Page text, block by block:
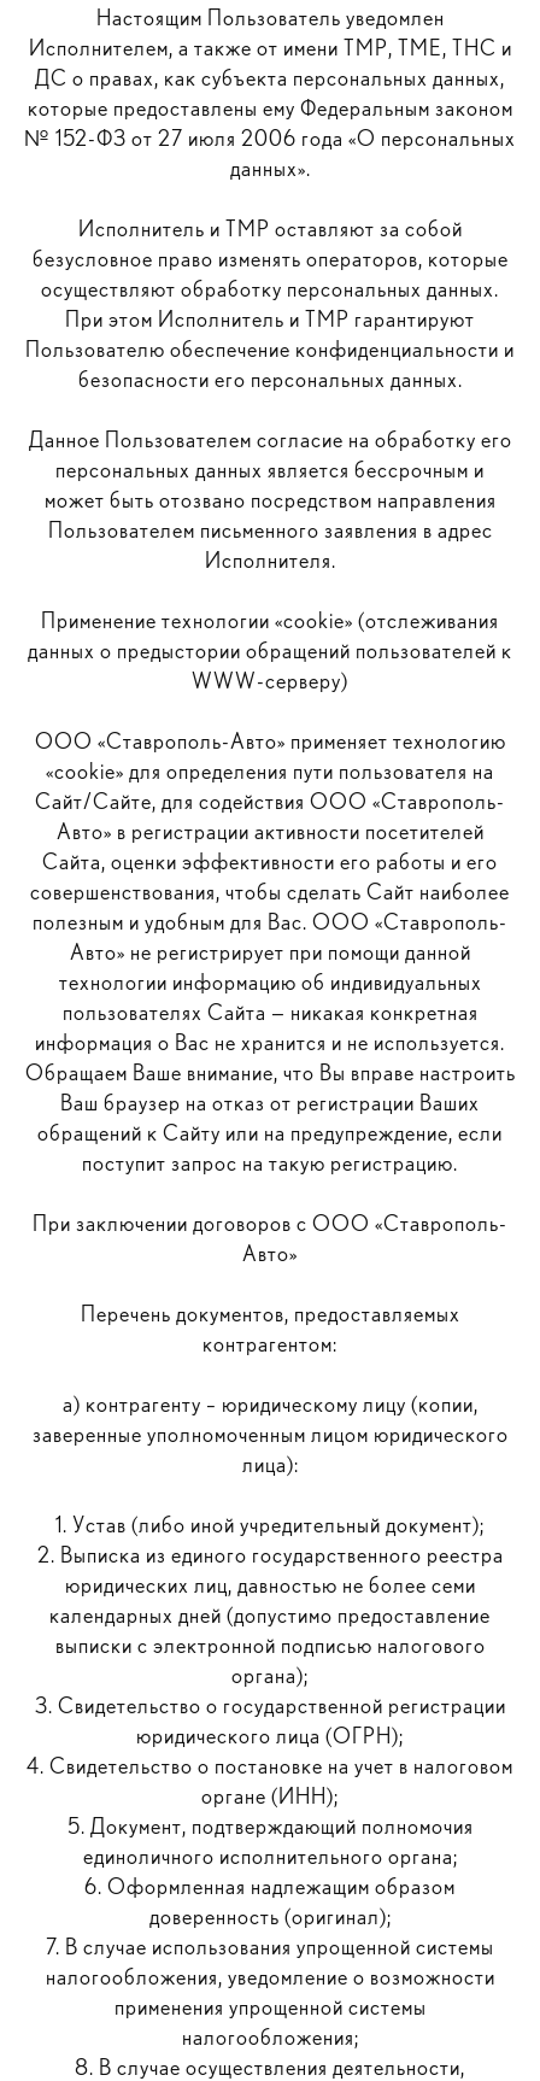
Настоящим Пользователь уведомлен
Исполнителем, а также от имени ТМР, ТМЕ, ТНС и
ДС о правах, как субъекта персональных данных,
которые предоставлены ему Федеральным законом
№ 152-ФЗ от 27 июля 2006 года «О персональных
данных».
Исполнитель и ТМР оставляют за собой
безусловное право изменять операторов, которые
осуществляют обработку персональных данных.
При этом Исполнитель и ТМР гарантируют
Пользователю обеспечение конфиденциальности и
безопасности его персональных данных.
Данное Пользователем согласие на обработку его
персональных данных является бессрочным и
может быть отозвано посредством направления
Пользователем письменного заявления в адрес
Исполнителя.
Применение технологии «cookie» (отслеживания
данных о предыстории обращений пользователей к
WWW-серверу)
ООО «Ставрополь-Авто» применяет технологию
«cookie» для определения пути пользователя на
Сайт/Сайте, для содействия ООО «Ставрополь-
Авто» в регистрации активности посетителей
Сайта, оценки эффективности его работы и его
совершенствования, чтобы сделать Сайт наиболее
полезным и удобным для Вас. ООО «Ставрополь-
Авто» не регистрирует при помощи данной
технологии информацию об индивидуальных
пользователях Сайта — никакая конкретная
информация о Вас не хранится и не используется.
Обращаем Ваше внимание, что Вы вправе настроить
Ваш браузер на отказ от регистрации Ваших
обращений к Сайту или на предупреждение, если
поступит запрос на такую регистрацию.
При заключении договоров с ООО «Ставрополь-
Авто»
Перечень документов, предоставляемых
контрагентом:
а) контрагенту – юридическому лицу (копии,
заверенные уполномоченным лицом юридического
лица):
1. Устав (либо иной учредительный документ);
2. Выписка из единого государственного реестра
юридических лиц, давностью не более семи
календарных дней (допустимо предоставление
выписки с электронной подписью налогового
органа);
3. Свидетельство о государственной регистрации
юридического лица (ОГРН);
4. Свидетельство о постановке на учет в налоговом
органе (ИНН);
5. Документ, подтверждающий полномочия
единоличного исполнительного органа;
6. Оформленная надлежащим образом
доверенность (оригинал);
7. В случае использования упрощенной системы
налогообложения, уведомление о возможности
применения упрощенной системы
налогообложения;
8. В случае осуществления деятельности,